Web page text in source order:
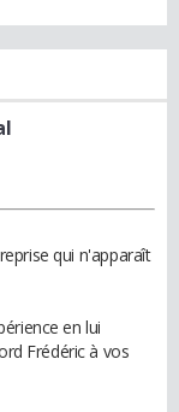
qui n'apparaît
en lui
Frédéric à vos